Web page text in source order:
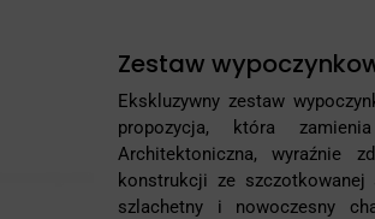
Zestaw
Ekskluzywny zestaw
propozycja, która
Architektoniczna, wyraźnie
konstrukcji ze
szlachetny i nowoczesny